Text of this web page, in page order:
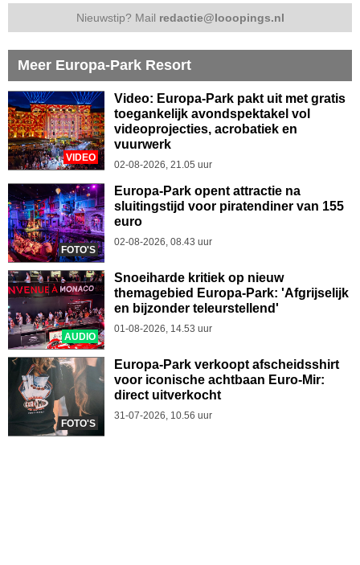
Nieuwstip? Mail redactie@looopings.nl
Meer Europa-Park Resort
VIDEO
Video: Europa-Park pakt uit met gratis
toegankelijk avondspektakel vol
videoprojecties, acrobatiek en
vuurwerk
02-08-2026, 21.05 uur
FOTO'S
Europa-Park opent attractie na
sluitingstijd voor piratendiner van 155
euro
02-08-2026, 08.43 uur
AUDIO
Snoeiharde kritiek op nieuw
themagebied Europa-Park: 'Afgrijselijk
en bijzonder teleurstellend'
01-08-2026, 14.53 uur
FOTO'S
Europa-Park verkoopt afscheidsshirt
voor iconische achtbaan Euro-Mir:
direct uitverkocht
31-07-2026, 10.56 uur